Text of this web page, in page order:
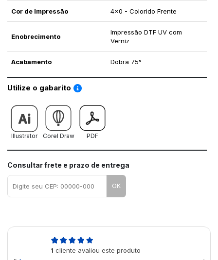
Cor de Impressão 4x0 - Colorido Frente
Enobrecimento
Impressão DTF UV com
Verniz
Acabamento Dobra 75°
Utilize o gabarito Saiba como utilizar os nossos gabaritos
Illustrator Corel Draw PDF
Consultar frete e prazo de entrega
OK
1 cliente avaliou este produto